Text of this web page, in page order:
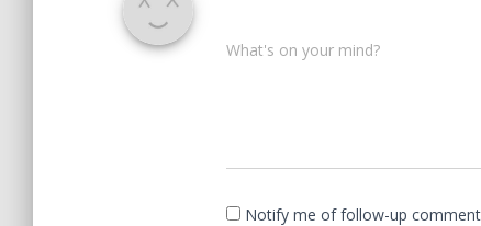
What's on your mind?
Notify me of follow-up